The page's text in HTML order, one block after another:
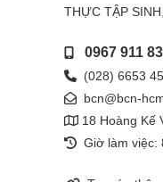
THỰC TẬP
0967 911
(028) 6653
bcn@bcn-
18 Hoàng Kế
Giờ làm việc: